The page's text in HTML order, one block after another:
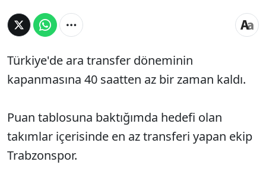
Türkiye'de ara transfer döneminin
kapanmasına 40 saatten az bir zaman kaldı.
Puan tablosuna baktığımda hedefi olan
takımlar içerisinde en az transferi yapan ekip
Trabzonspor.